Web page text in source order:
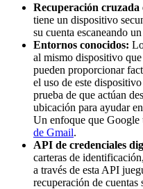
Recuperación cruzada
tiene un dispositivo
su cuenta escaneando un
Entornos conocidos:
al mismo dispositivo
pueden proporcionar
el uso de este
prueba de que actúan
ubicación para ayudar
Un enfoque que Google
de Gmail.
API de credenciales
carteras de
a través de esta API
recuperación de cuentas